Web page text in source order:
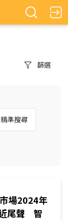
篩選
準搜尋
場2024年
尾聲 智